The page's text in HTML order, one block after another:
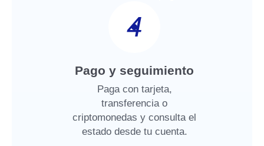
4
Pago y seguimiento
Paga con tarjeta,
transferencia o
criptomonedas y consulta el
estado desde tu cuenta.